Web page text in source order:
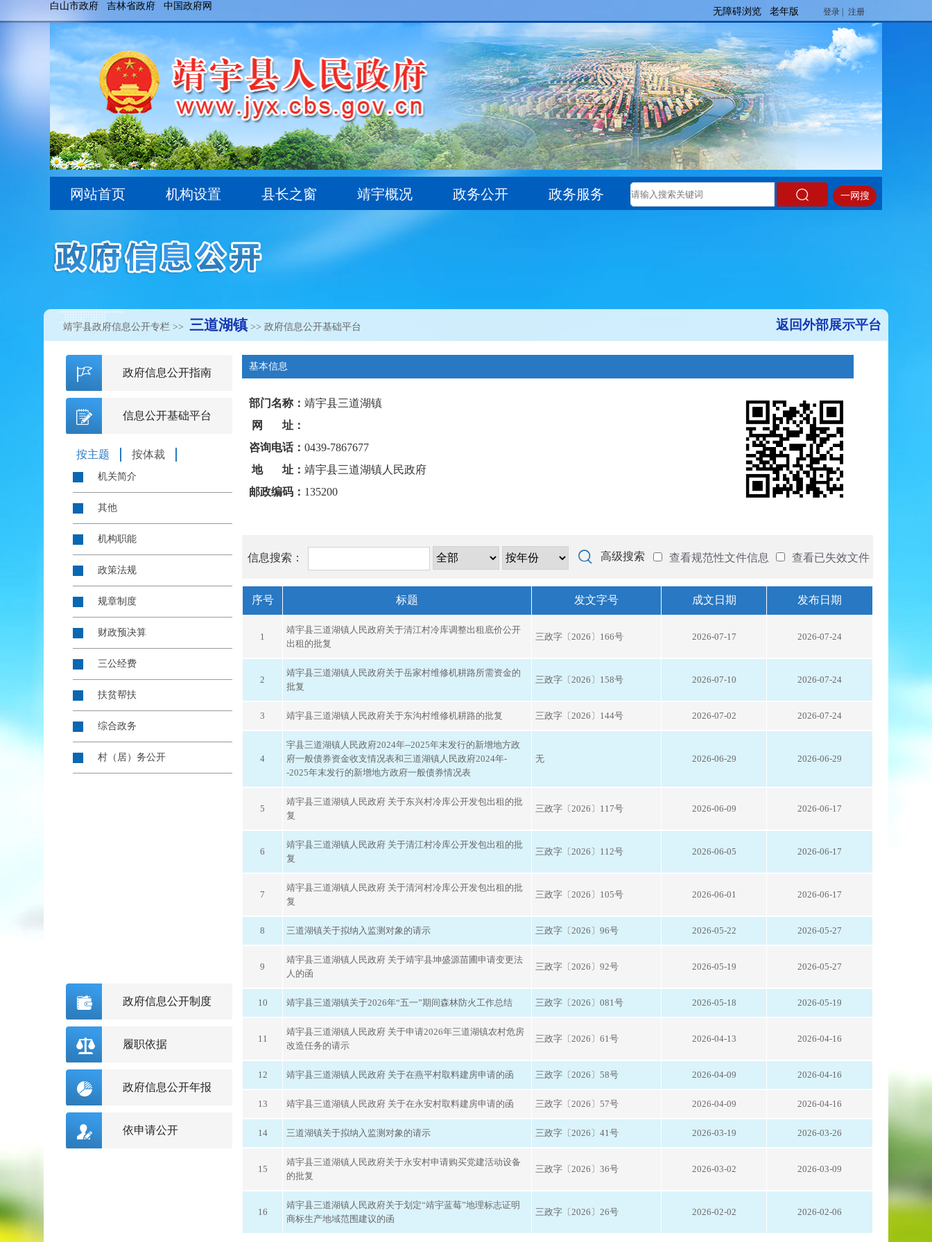
登录 | 注册
靖宇县政府信息公开专栏 >> 三道湖镇>> 政府信息公开基础平台 返回外部展示平台
基本信息
部门名称： 靖宇县三道湖镇
网 址：
咨询电话： 0439-7867677
地 址： 靖宇县三道湖镇人民政府
邮政编码： 135200
信息搜索： 高级搜索 查看规范性文件信息 查看已失效文件
序号 标题 发文字号 成文日期 发布日期
1
靖宇县三道湖镇人民政府关于清江村冷库调整出租底价公开
出租的批复
三政字〔2026〕166号 2026-07-17 2026-07-24
2
靖宇县三道湖镇人民政府关于岳家村维修机耕路所需资金的
批复
三政字〔2026〕158号 2026-07-10 2026-07-24
3 靖宇县三道湖镇人民政府关于东沟村维修机耕路的批复 三政字〔2026〕144号 2026-07-02 2026-07-24
4
宇县三道湖镇人民政府2024年--2025年末发行的新增地方政
府一般债券资金收支情况表和三道湖镇人民政府2024年-
-2025年末发行的新增地方政府一般债券情况表
无 2026-06-29 2026-06-29
5
靖宇县三道湖镇人民政府 关于东兴村冷库公开发包出租的批
复
三政字〔2026〕117号 2026-06-09 2026-06-17
6
靖宇县三道湖镇人民政府 关于清江村冷库公开发包出租的批
复
三政字〔2026〕112号 2026-06-05 2026-06-17
7
靖宇县三道湖镇人民政府 关于清河村冷库公开发包出租的批
复
三政字〔2026〕105号 2026-06-01 2026-06-17
8 三道湖镇关于拟纳入监测对象的请示 三政字〔2026〕96号 2026-05-22 2026-05-27
9
靖宇县三道湖镇人民政府 关于靖宇县坤盛源苗圃申请变更法
人的函
三政字〔2026〕92号 2026-05-19 2026-05-27
10 靖宇县三道湖镇关于2026年“五一”期间森林防火工作总结 三政字〔2026〕081号 2026-05-18 2026-05-19
11
靖宇县三道湖镇人民政府 关于申请2026年三道湖镇农村危房
改造任务的请示
三政字〔2026〕61号 2026-04-13 2026-04-16
12 靖宇县三道湖镇人民政府 关于在燕平村取料建房申请的函 三政字〔2026〕58号 2026-04-09 2026-04-16
13 靖宇县三道湖镇人民政府 关于在永安村取料建房申请的函 三政字〔2026〕57号 2026-04-09 2026-04-16
14 三道湖镇关于拟纳入监测对象的请示 三政字〔2026〕41号 2026-03-19 2026-03-26
15
靖宇县三道湖镇人民政府关于永安村申请购买党建活动设备
的批复
三政字〔2026〕36号 2026-03-02 2026-03-09
16
靖宇县三道湖镇人民政府关于划定“靖宇蓝莓”地理标志证明
商标生产地域范围建议的函
三政字〔2026〕26号 2026-02-02 2026-02-06
政府信息公开指南
信息公开基础平台
按主题 按体裁
机关简介
其他
机构职能
政策法规
规章制度
财政预决算
三公经费
扶贫帮扶
综合政务
村（居）务公开
政府信息公开制度
履职依据
政府信息公开年报
依申请公开